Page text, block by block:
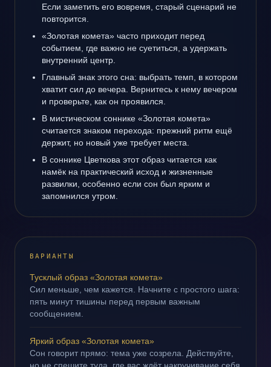
Если заметить его вовремя, старый сценарий не
повторится.
«Золотая комета» часто приходит перед
событием, где важно не суетиться, а удержать
внутренний центр.
Главный знак этого сна: выбрать темп, в котором
хватит сил до вечера. Вернитесь к нему вечером
и проверьте, как он проявился.
В мистическом соннике «Золотая комета»
считается знаком перехода: прежний ритм ещё
держит, но новый уже требует места.
В соннике Цветкова этот образ читается как
намёк на практический исход и жизненные
развилки, особенно если сон был ярким и
запомнился утром.
ВАРИАНТЫ
Тусклый образ «Золотая комета»
Сил меньше, чем кажется. Начните с простого шага:
пять минут тишины перед первым важным
сообщением.
Яркий образ «Золотая комета»
Сон говорит прямо: тема уже созрела. Действуйте,